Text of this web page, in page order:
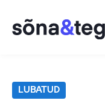
LUBATUD